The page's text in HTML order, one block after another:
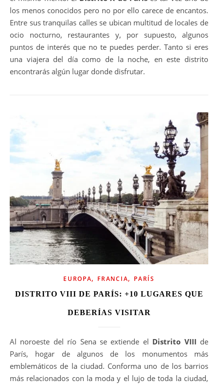
los menos conocidos pero no por ello carece de encantos.
Entre sus tranquilas calles se ubican multitud de locales de
ocio nocturno, restaurantes y, por supuesto, algunos
puntos de interés que no te puedes perder. Tanto si eres
una viajera del día como de la noche, en este distrito
encontrarás algún lugar donde disfrutar.
EUROPA, FRANCIA, PARÍS
DISTRITO VIII DE PARÍS: +10 LUGARES QUE
DEBERÍAS VISITAR
Al noroeste del río Sena se extiende el Distrito VIII de
París, hogar de algunos de los monumentos más
emblemáticos de la ciudad. Conforma uno de los barrios
más relacionados con la moda y el lujo de toda la ciudad,